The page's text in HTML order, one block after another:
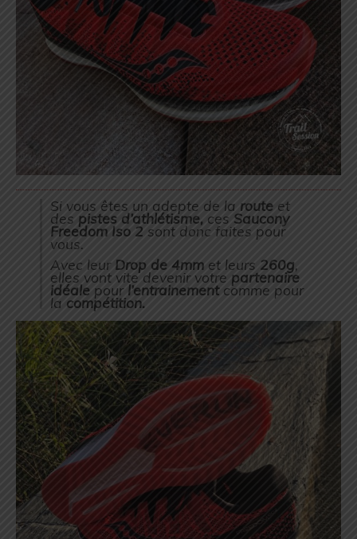
Si vous êtes un adepte de la route et
des pistes d’athlétisme, ces Saucony
Freedom Iso 2 sont donc faites pour
vous.
Avec leur Drop de 4mm et leurs 260g,
elles vont vite devenir votre partenaire
idéale pour l’entrainementcomme pour
la compétition.